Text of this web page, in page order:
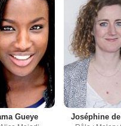
Gueye Joséphine